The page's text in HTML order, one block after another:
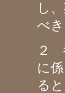
し
べ
２
に
る